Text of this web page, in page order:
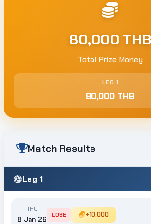
80,000 THB
Total Prize Money
LEG 1
80,000 THB
Match Results
Leg 1
THU
8 Jan 26
LOSE +10,000